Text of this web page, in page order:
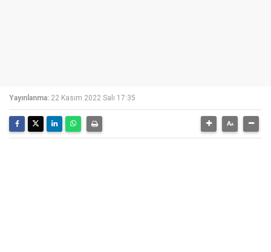
Yayınlanma: 22 Kasım 2022 Salı 17:35